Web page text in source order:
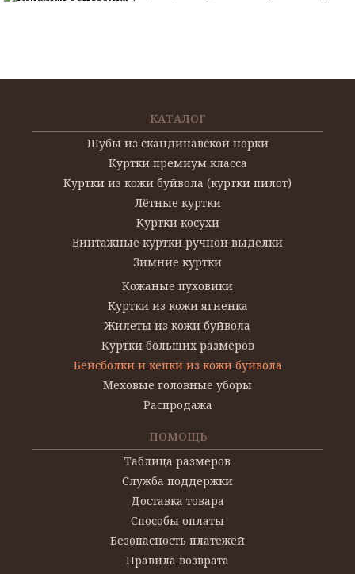
КАТАЛОГ
Шубы из скандинавской норки
Куртки премиум класса
Куртки из кожи буйвола (куртки пилот)
Лётные куртки
Куртки косухи
Винтажные куртки ручной выделки
Зимние куртки
Кожаные пуховики
Куртки из кожи ягненка
Жилеты из кожи буйвола
Куртки больших размеров
Бейсболки и кепки из кожи буйвола
Меховые головные уборы
Распродажа
ПОМОЩЬ
Таблица размеров
Служба поддержки
Доставка товара
Способы оплаты
Безопасность платежей
Правила возврата